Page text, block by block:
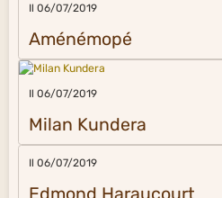
Il 06/07/2019
Aménémopé
Il 06/07/2019
Milan Kundera
Il 06/07/2019